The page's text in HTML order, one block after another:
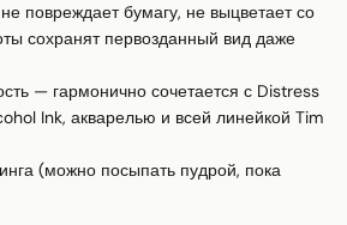
повреждает бумагу, не выцветает со
сохранят первозданный вид даже
— гармонично сочетается с Distress
Ink, акварелью и всей линейкой Tim
(можно посыпать пудрой, пока